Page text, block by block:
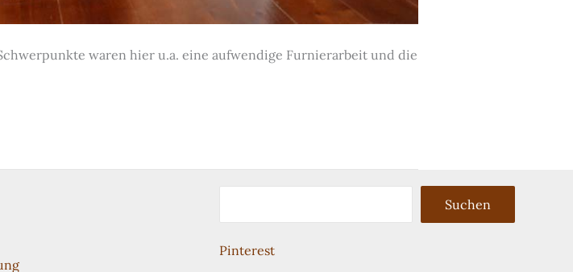
waren hier u.a. eine aufwendige Furnierarbeit und die
Suchen
Pinterest